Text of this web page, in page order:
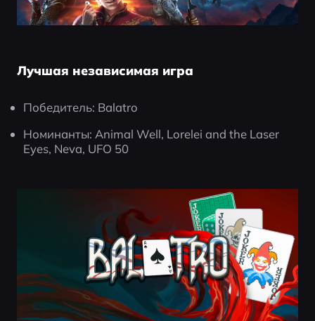
Лучшая независимая игра
Победитель: Balatro
Номинанты: Animal Well, Lorelei and the Laser
Eyes, Neva, UFO 50